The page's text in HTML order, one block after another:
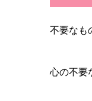
不要なも
心の不要